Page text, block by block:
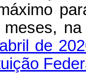
meses,
de